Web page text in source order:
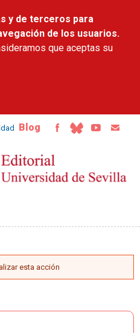
y de terceros para
de los usuarios.
que aceptas su
Blog
esta acción